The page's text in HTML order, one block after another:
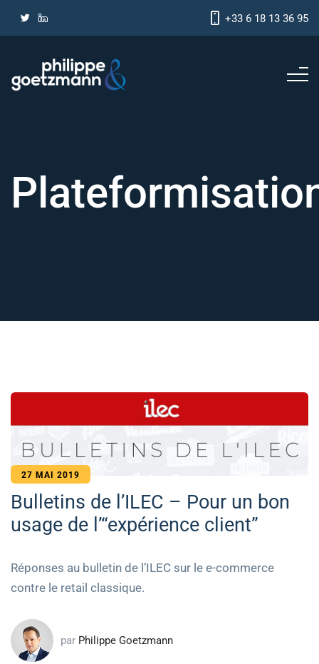
+33 6 18 13 36 95
27 MAI 2019
Bulletins de l’ILEC – Pour un bon
usage de l’“expérience client”
Réponses au bulletin de l’ILEC sur le e-commerce
contre le retail classique.
par Philippe Goetzmann